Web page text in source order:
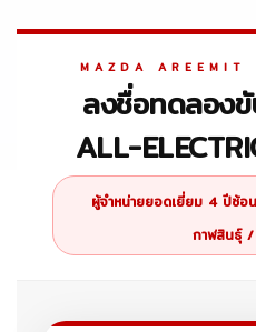
MAZDA
ลงชื่อทดลอง
ALL-
ผู้จำหน่ายยอดเยี่ยม 4 ปีซ้
กาฬสินธุ์